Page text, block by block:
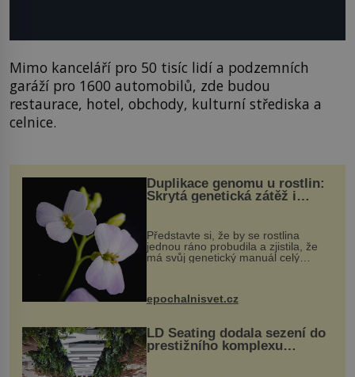
Mimo kanceláří pro 50 tisíc lidí a podzemních
garáží pro 1600 automobilů, zde budou
restaurace, hotel, obchody, kulturní střediska a
celnice.
Duplikace genomu u rostlin:
Skrytá genetická zátěž i
Představte si, že by se rostlina
jednou ráno probudila a zjistila, že
má svůj genetický manuál celý
vstupenka...
epochalnisvet.cz
LD Seating dodala sezení do
prestižního komplexu
MediaCityUK v Salfordu